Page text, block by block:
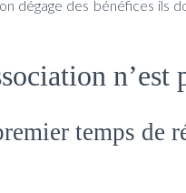
dégage des bénéfices
n’est
temps de